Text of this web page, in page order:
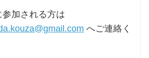
参加される方は
へご連絡く